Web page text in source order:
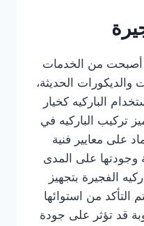
أصبحت من الخدمات
والديكورات الحديثة،
الباركيه كخيار
تركيب الباركيه في
على معايير فنية
على المدى
الفجيرة بتجهيز
التأكد من استوائها
قد تؤثر على جودة